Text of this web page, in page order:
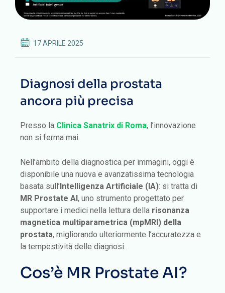
17 APRILE 2025
Diagnosi della prostata
ancora più precisa
Presso la Clinica Sanatrix di Roma, l’innovazione
non si ferma mai.
Nell’ambito della diagnostica per immagini, oggi è
disponibile una nuova e avanzatissima tecnologia
basata sull’Intelligenza Artificiale (IA): si tratta di
MR Prostate AI, uno strumento progettato per
supportare i medici nella lettura della risonanza
magnetica multiparametrica (mpMRI) della
prostata, migliorando ulteriormente l’accuratezza e
la tempestività delle diagnosi.
Cos’è MR Prostate AI?